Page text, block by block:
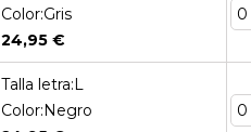
Color:Gris
24,95 €
Talla letra:L
Color:Negro